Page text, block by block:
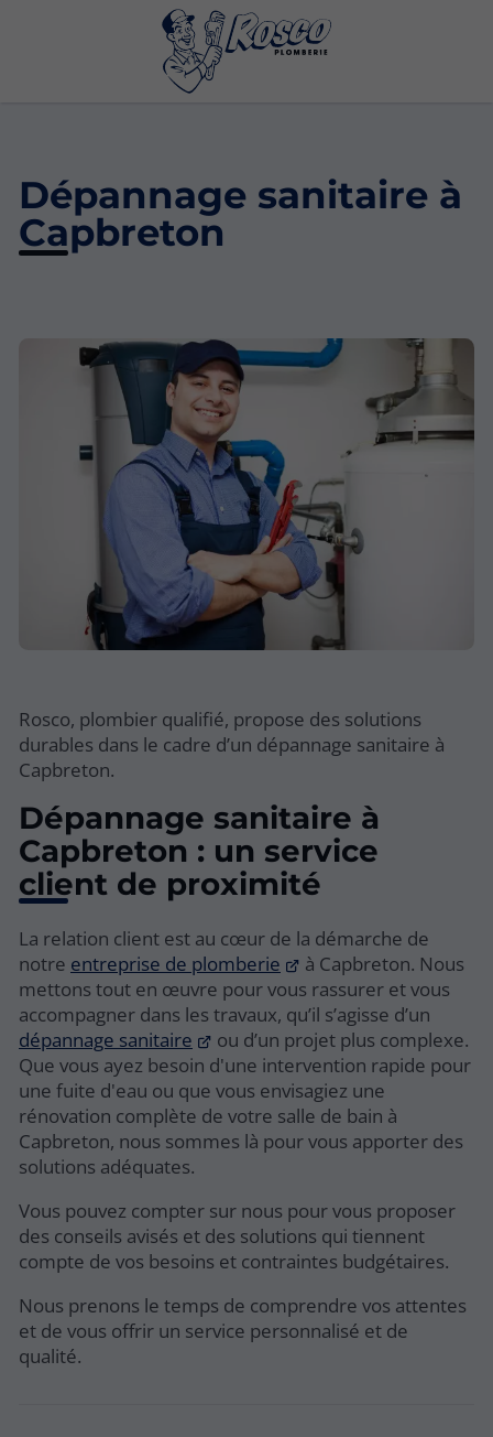
Dépannage sanitaire à
Capbreton
Rosco, plombier qualifié, propose des solutions
durables dans le cadre d’un dépannage sanitaire à
Capbreton.
Dépannage sanitaire à
Capbreton : un service
client de proximité
La relation client est au cœur de la démarche de
notre entreprise de plomberie
à Capbreton. Nous
mettons tout en œuvre pour vous rassurer et vous
accompagner dans les travaux, qu’il s’agisse d’un
dépannage sanitaire
ou d’un projet plus complexe.
Que vous ayez besoin d'une intervention rapide pour
une fuite d'eau ou que vous envisagiez une
rénovation complète de votre salle de bain à
Capbreton, nous sommes là pour vous apporter des
solutions adéquates.
Vous pouvez compter sur nous pour vous proposer
des conseils avisés et des solutions qui tiennent
compte de vos besoins et contraintes budgétaires.
Nous prenons le temps de comprendre vos attentes
et de vous offrir un service personnalisé et de
qualité.